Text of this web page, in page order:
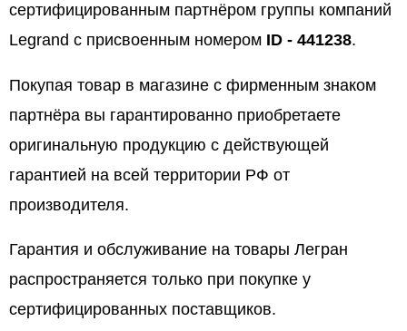
сертифицированным партнёром группы компаний
Legrand с присвоенным номером ID - 441238.
Покупая товар в магазине с фирменным знаком
партнёра вы гарантированно приобретаете
оригинальную продукцию с действующей
гарантией на всей территории РФ от
производителя.
Гарантия и обслуживание на товары Легран
распространяется только при покупке у
сертифицированных поставщиков.